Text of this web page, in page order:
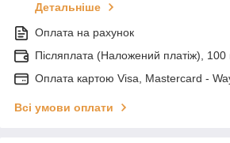
Детальніше
Оплата на рахунок
Післяплата (Наложений платіж), 100
Оплата картою Visa, Mastercard -
Всі умови оплати